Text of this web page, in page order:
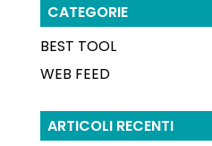
CATEGORIE
BEST TOOL
WEB FEED
ARTICOLI RECENTI